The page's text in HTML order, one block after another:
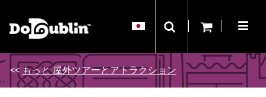
<< もっと 屋外ツアーとアトラクション